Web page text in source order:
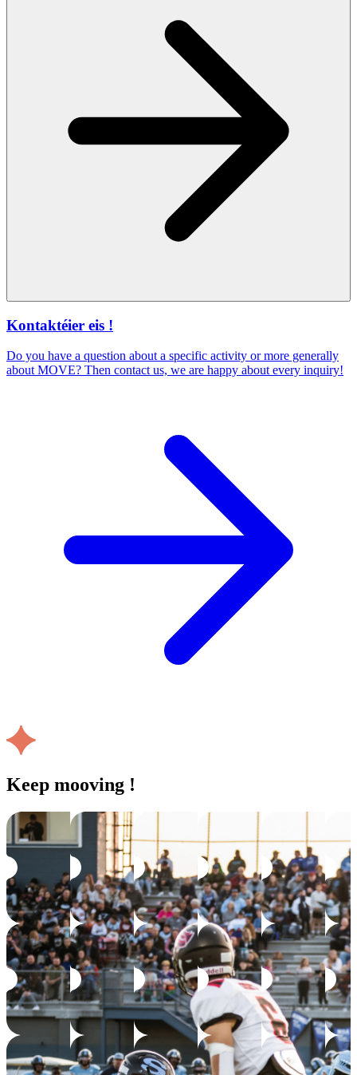
Kontaktéier eis !
Do you have a question about a specific activity or more generally
about MOVE? Then contact us, we are happy about every inquiry!
Keep mooving !